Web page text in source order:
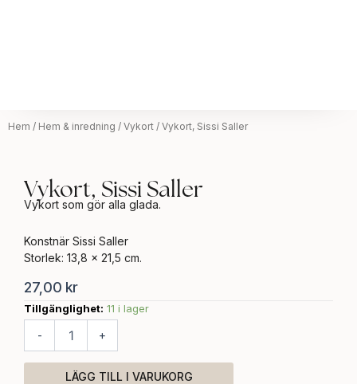
Hem / Hem & inredning / Vykort / Vykort, Sissi Saller
Vykort, Sissi Saller
Vykort som gör alla glada.
Konstnär Sissi Saller
Storlek: 13,8 x 21,5 cm.
27,00 kr
Tillgänglighet: 11 i lager
-
Vykort,
mängd
+
LÄGG TILL I VARUKORG